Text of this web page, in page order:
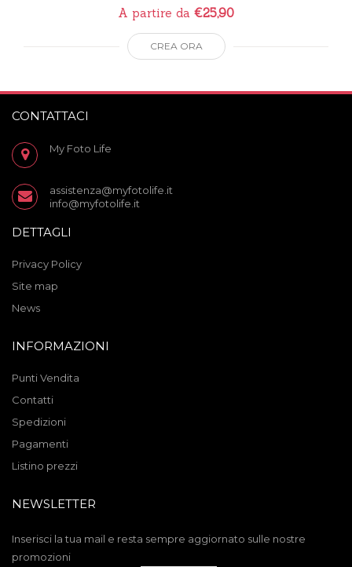
A partire da €25,90
CREA ORA
CONTATTACI
My Foto Life
assistenza@myfotolife.it
info@myfotolife.it
DETTAGLI
Privacy Policy
Site map
News
INFORMAZIONI
Punti Vendita
Contatti
Spedizioni
Pagamenti
Listino prezzi
NEWSLETTER
Inserisci la tua mail e resta sempre aggiornato sulle nostre
promozioni